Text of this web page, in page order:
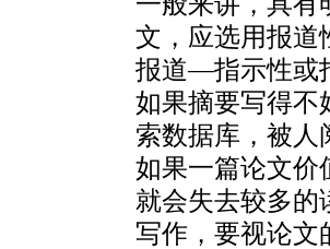
文，应选用报道
报道—指示性或
如果摘要写得不
索数据库，被人
如果一篇论文价
就会失去较多的
写作，要视论文